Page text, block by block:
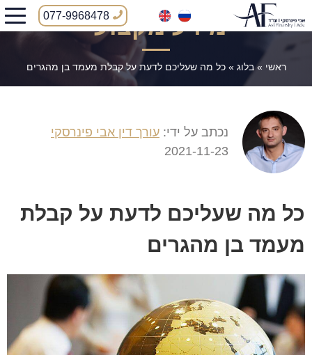
077-9968478מידע מקצועי
ראשי »בלוג »כל מה שעליכם לדעת על קבלת מעמד בן מהגרים
נכתב על ידי: עורך דין אבי פינרסקי
2021-11-23
כל מה שעליכם לדעת על קבלת
מעמד בן מהגרים